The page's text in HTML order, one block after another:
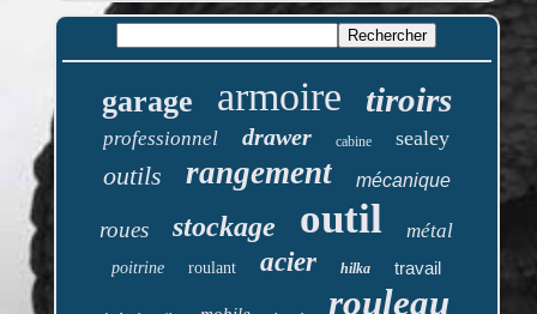
garage armoire tiroirs
professionnel drawer cabine sealey
outils rangement mécanique
roues stockage outil métal
poitrine roulant acier hilka travail
rouleau